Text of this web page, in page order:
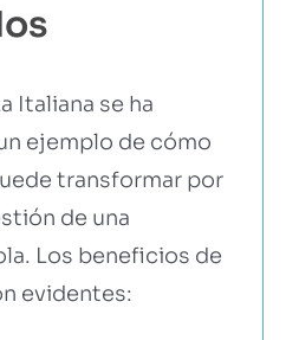
Italiana se ha
ejemplo de cómo
transformar por
de una
Los beneficios de
evidentes: